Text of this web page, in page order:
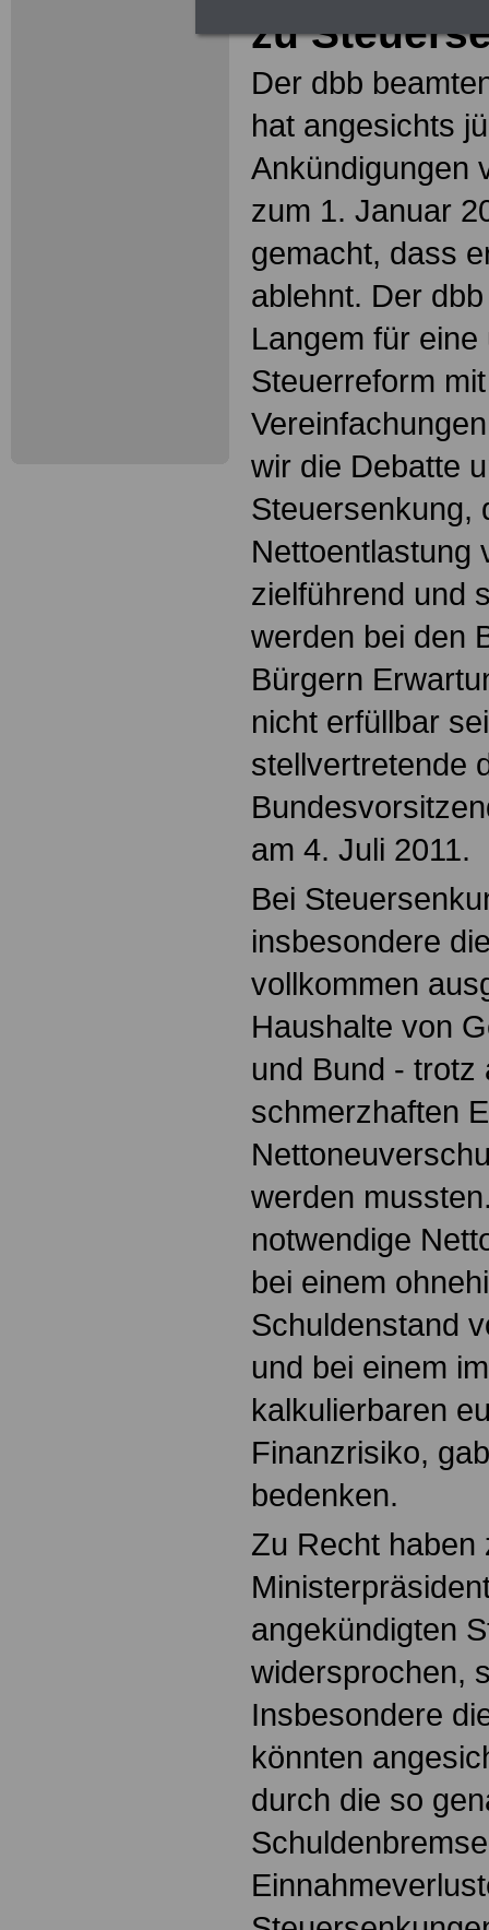
zu
Der dbb
hat angesichts
Ankündigungen
zum 1. Januar
gemacht, dass
ablehnt. Der
Langem für
Steuerreform
wir die Debatte
Steuersenkung,
Nettoentlastung
zielführend und
werden bei den
Bürgern
nicht erfüllbar
stellvertretende
am 4. Juli 2011.
Bei
insbesondere
vollkommen
Haushalte von
und Bund - trotz
schmerzhaften
werden
notwendige
bei einem
Schuldenstand
und bei einem
kalkulierbaren
Finanzrisiko,
bedenken.
Zu Recht haben
angekündigten
widersprochen,
Insbesondere
könnten
durch die so